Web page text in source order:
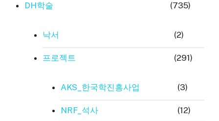
DH학술 (735)
낙서 (2)
프로젝트 (291)
AKS_한국학진흥사업 (3)
NRF_석사 (12)